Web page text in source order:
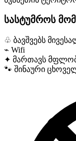
სასტუმროს
♧ ბავშვებს
⌁ Wifi
✦ მართავს
🐾 შინაური